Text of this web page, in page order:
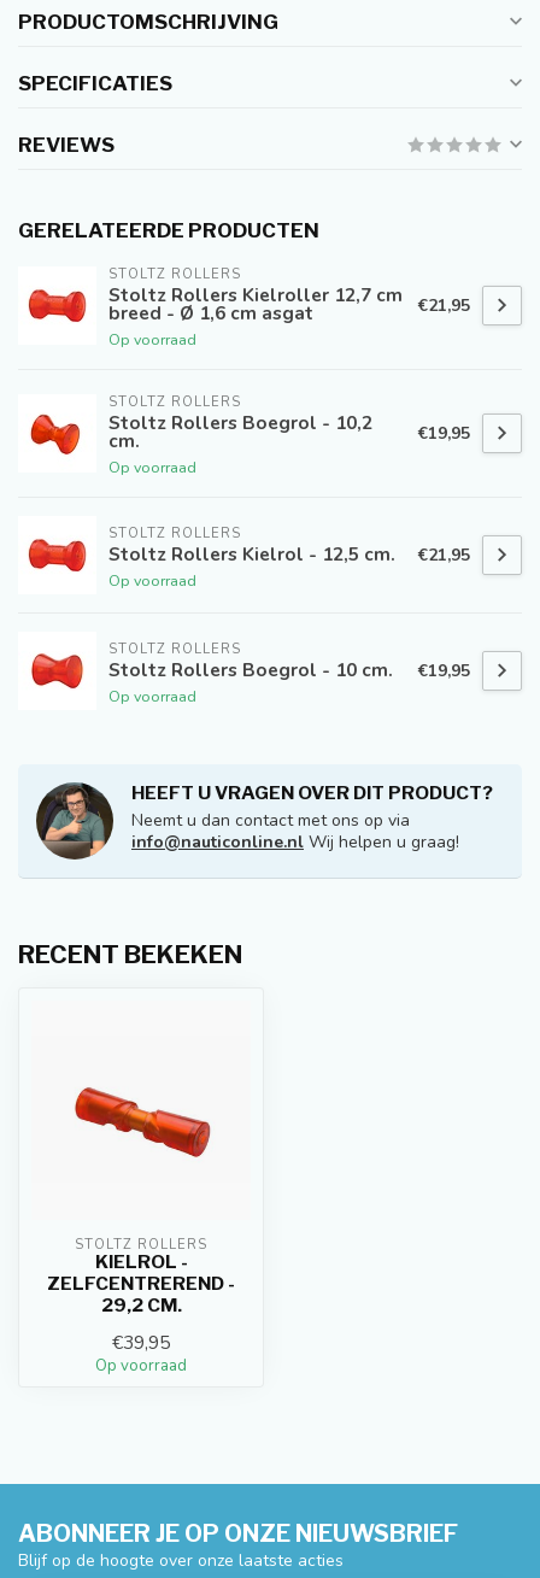
PRODUCTOMSCHRIJVING
SPECIFICATIES
REVIEWS
GERELATEERDE PRODUCTEN
STOLTZ ROLLERS
Stoltz Rollers Kielroller 12,7 cm
breed - Ø 1,6 cm asgat
Op voorraad
€21,95
STOLTZ ROLLERS
Stoltz Rollers Boegrol - 10,2
cm.
Op voorraad
€19,95
STOLTZ ROLLERS
Stoltz Rollers Kielrol - 12,5 cm.
Op voorraad
€21,95
STOLTZ ROLLERS
Stoltz Rollers Boegrol - 10 cm.
Op voorraad
€19,95
HEEFT U VRAGEN OVER DIT PRODUCT?
Neemt u dan contact met ons op via
info@nauticonline.nl Wij helpen u graag!
RECENT BEKEKEN
STOLTZ ROLLERS
KIELROL -
ZELFCENTREREND -
29,2 CM.
€39,95
Op voorraad
ABONNEER JE OP ONZE NIEUWSBRIEF
Blijf op de hoogte over onze laatste acties